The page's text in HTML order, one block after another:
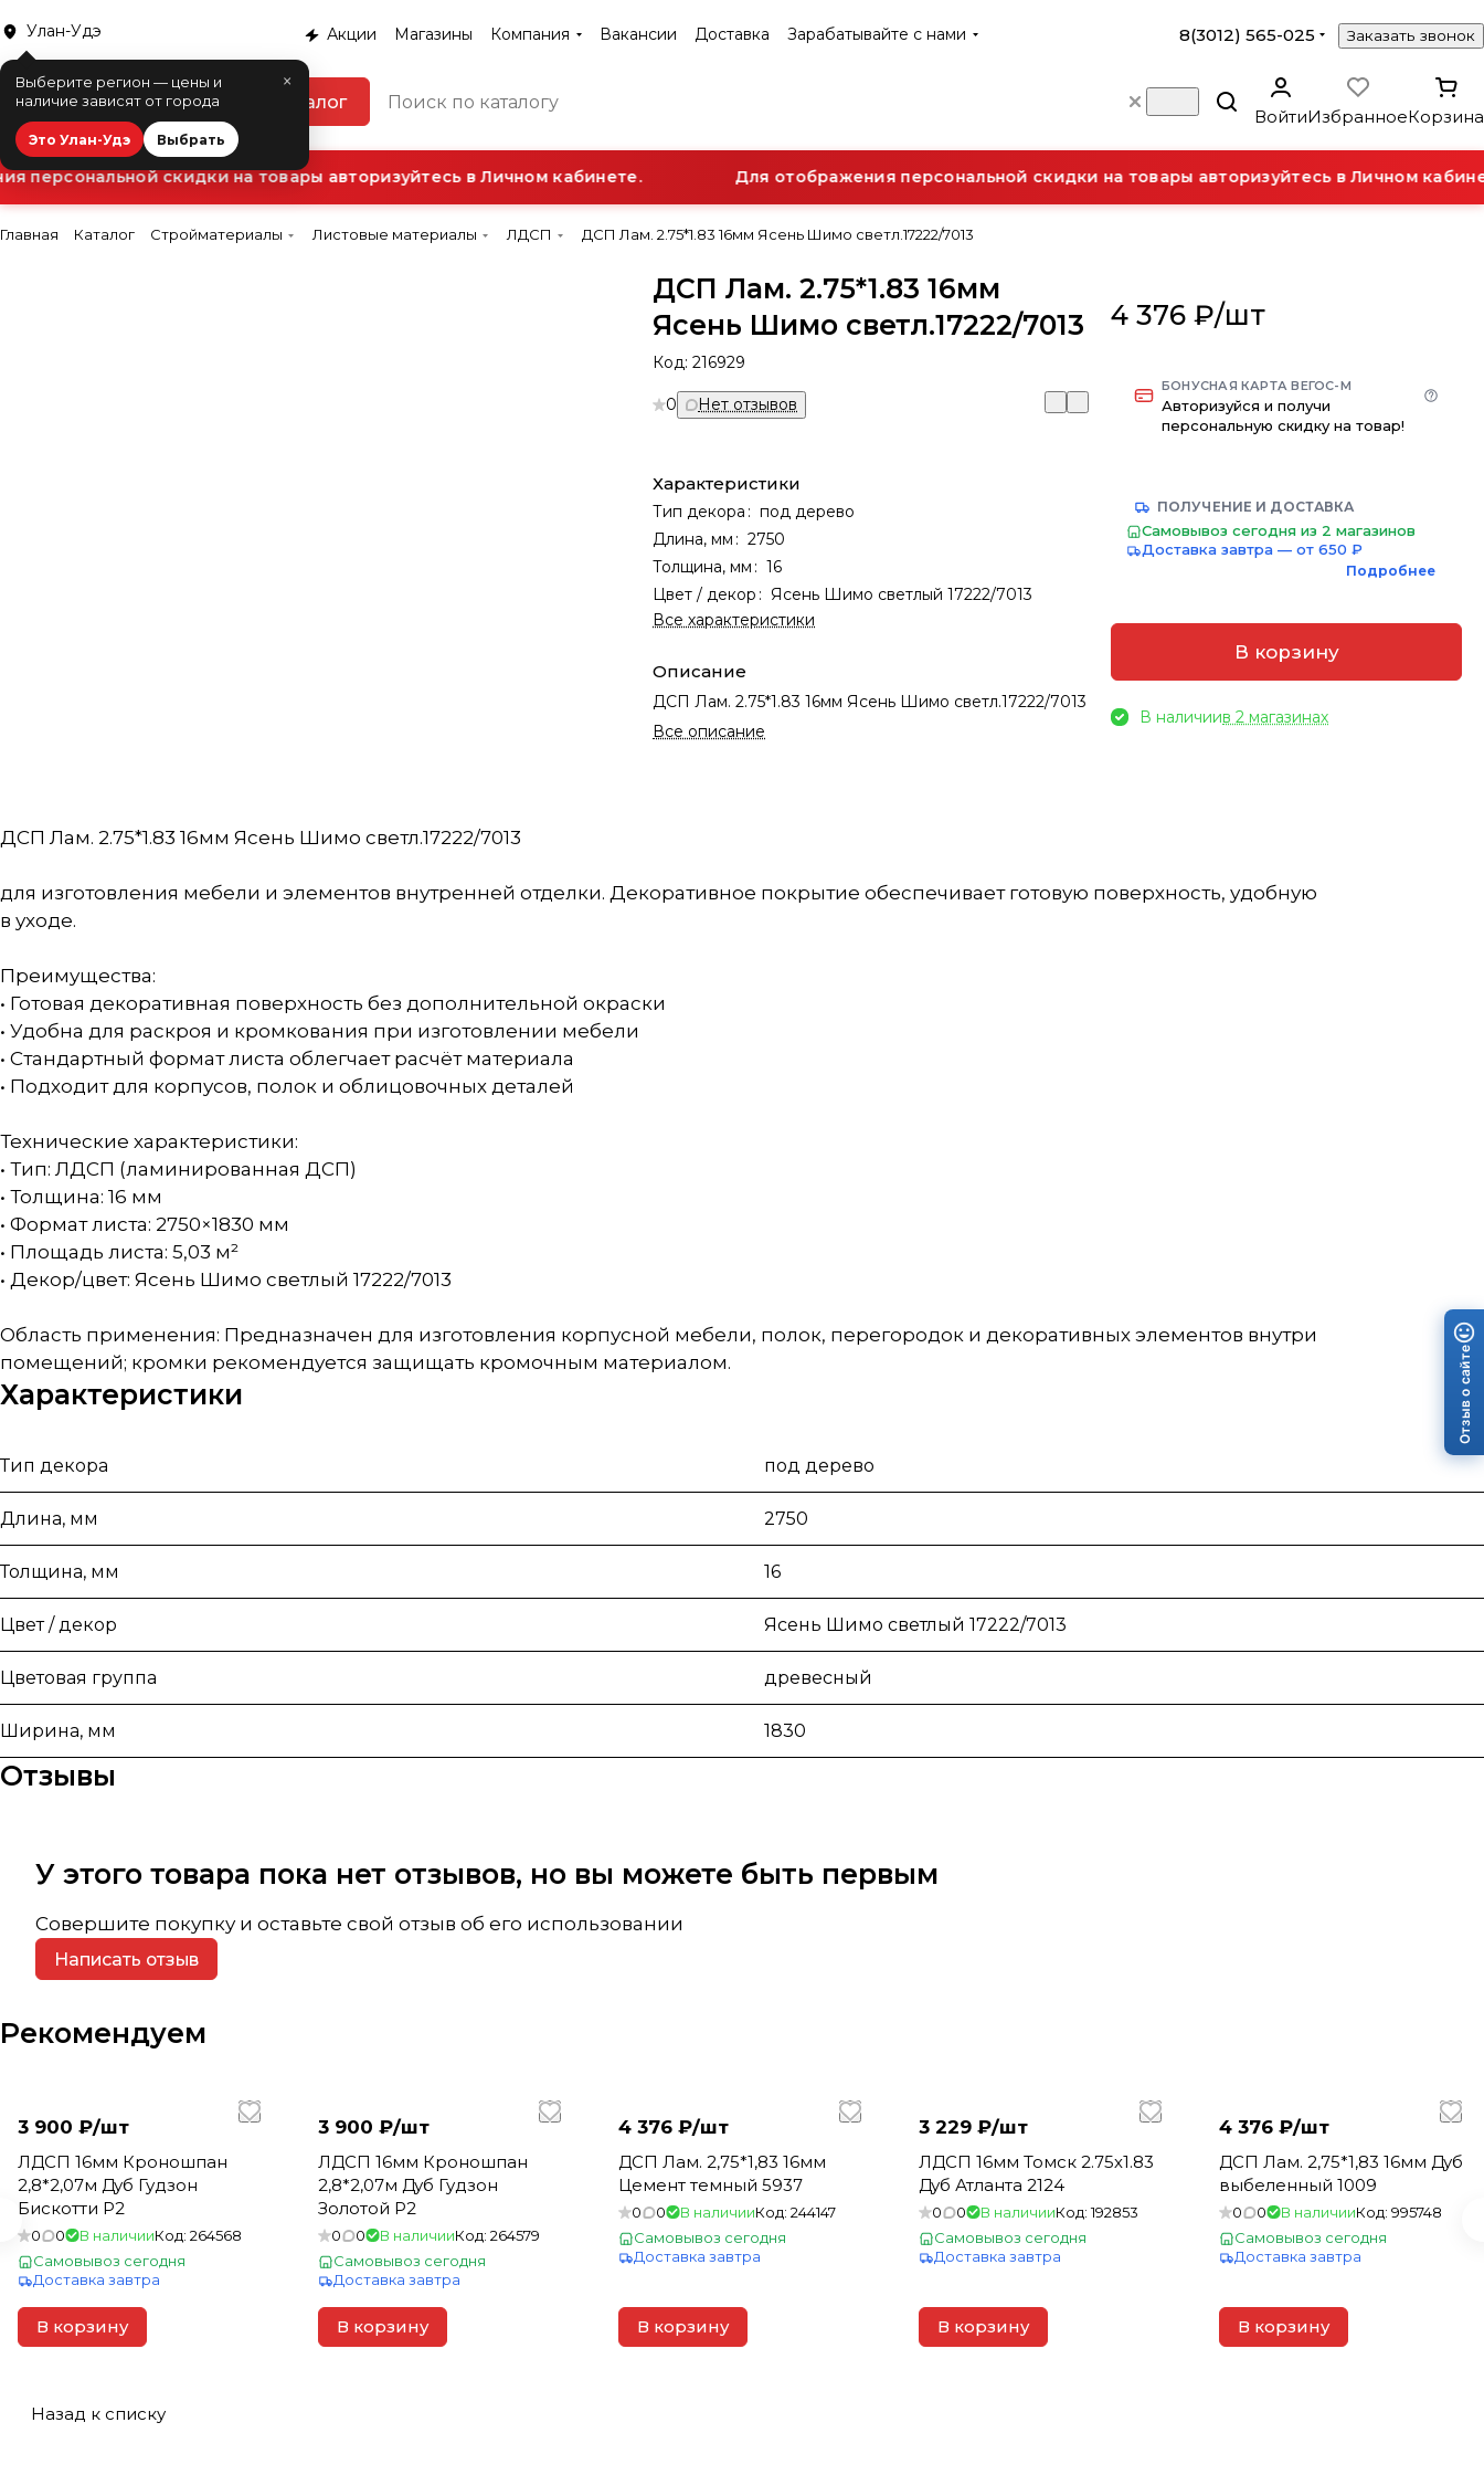
Улан-Удэ
×
Выберите регион — цены и
наличие зависят от города
Это Улан-Удэ Выбрать
Акции Магазины Компания Вакансии Доставка Зарабатывайте с нами 8(3012) 565-025 Заказать звонок
Каталог
ВойтиИзбранноеКорзина
персональной скидки на товары авторизуйтесь в Личном кабинете. Для отображения персональной скидки на товары авторизуйтесь в Личном
Главная Каталог Стройматериалы Листовые материалы ЛДСП ДСП Лам. 2.75*1.83 16мм Ясень Шимо светл.17222/7013
ДСП Лам. 2.75*1.83 16мм
Ясень Шимо светл.17222/7013
Код:216929
0 Нет отзывов
Характеристики
Тип декора : под дерево
Длина, мм : 2750
Толщина, мм : 16
Цвет / декор : Ясень Шимо светлый 17222/7013
Все характеристики
Описание
ДСП Лам. 2.75*1.83 16мм Ясень Шимо светл.17222/7013
Все описание
4 376 ₽/шт
БОНУСНАЯ КАРТА ВЕГОС-М
Авторизуйся и получи
персональную скидку на товар!
ПОЛУЧЕНИЕ И ДОСТАВКА
Самовывоз сегодня из 2 магазинов
Доставка завтра — от 650 ₽
Подробнее
В корзину
В наличиив 2 магазинах
ДСП Лам. 2.75*1.83 16мм Ясень Шимо светл.17222/7013
для изготовления мебели и элементов внутренней отделки. Декоративное покрытие обеспечивает готовую поверхность, удобную
в уходе.
Преимущества:
• Готовая декоративная поверхность без дополнительной окраски
• Удобна для раскроя и кромкования при изготовлении мебели
• Стандартный формат листа облегчает расчёт материала
• Подходит для корпусов, полок и облицовочных деталей
Технические характеристики:
• Тип: ЛДСП (ламинированная ДСП)
• Толщина: 16 мм
• Формат листа: 2750×1830 мм
• Площадь листа: 5,03 м²
• Декор/цвет: Ясень Шимо светлый 17222/7013
Область применения: Предназначен для изготовления корпусной мебели, полок, перегородок и декоративных элементов внутри
помещений; кромки рекомендуется защищать кромочным материалом.
Характеристики
Тип декора под дерево
Длина, мм 2750
Толщина, мм 16
Цвет / декор Ясень Шимо светлый 17222/7013
Цветовая группа древесный
Ширина, мм 1830
Отзывы
У этого товара пока нет отзывов, но вы можете быть первым
Совершите покупку и оставьте свой отзыв об его использовании
Написать отзыв
Рекомендуем
3 900 ₽/шт
ЛДСП 16мм Кроношпан
2,8*2,07м Дуб Гудзон
Бискотти Р2
0 0 В наличииКод: 264568
Самовывоз сегодня
Доставка завтра
В корзину
3 900 ₽/шт
ЛДСП 16мм Кроношпан
2,8*2,07м Дуб Гудзон
Золотой Р2
0 0 В наличииКод: 264579
Самовывоз сегодня
Доставка завтра
В корзину
4 376 ₽/шт
ДСП Лам. 2,75*1,83 16мм
Цемент темный 5937
0 0 В наличииКод: 244147
Самовывоз сегодня
Доставка завтра
В корзину
3 229 ₽/шт
ЛДСП 16мм Томск 2.75х1.83
Дуб Атланта 2124
0 0 В наличииКод:192853
Самовывоз сегодня
Доставка завтра
В корзину
4 376 ₽/шт
ДСП Лам. 2,75*1,83 16мм Дуб
выбеленный 1009
0 0 В наличииКод: 995748
Самовывоз сегодня
Доставка завтра
В корзину
Назад к списку
Отзыв о сайте